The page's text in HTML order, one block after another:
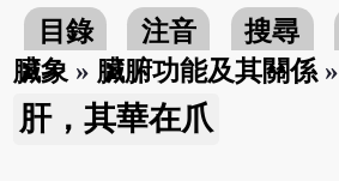
目錄 注音 搜尋
臟象 » 臟腑功能及其關係 »
肝，其華在爪